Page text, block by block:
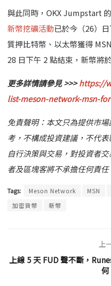
與此同時，OKX Jumpstart 的
新幣挖礦活動已於今（26）
質押比特幣、以太幣獲得
28 日下午 2 點結束，新幣將
更多詳情請參見 >>>https://
list-meson-network-msn-
免責聲明：本文只為提供市
考，不構成投資建議，不代
自行決策與交易，對投資者
者及區塊客將不承擔任何責任
Tags: Meson Network MSN
加密貨幣
新幣
上
上線 5 天 FUD 聲不斷，
何